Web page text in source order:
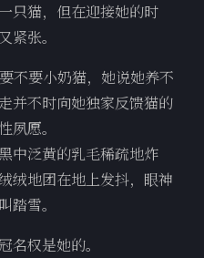
只猫，但在迎接她的时
紧张。
不要小奶猫，她说她养不
并不时向她独家反馈猫的
夙愿。
中泛黄的乳毛稀疏地炸
绒地团在地上发抖，眼神
踏雪。
名权是她的。